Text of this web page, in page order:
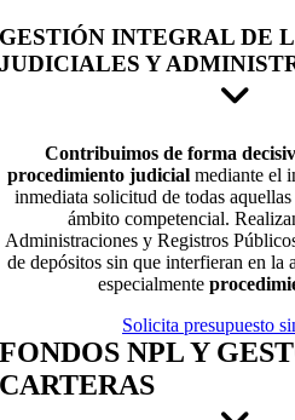
GESTIÓN INTEGRAL DE
JUDICIALES Y
Contribuimos de forma
procedimiento judicial mediante el
inmediata solicitud de todas
ámbito competencial.
Administraciones y Registros
de depósitos sin que interfieran en la
especialmente
Solicita presupuesto
FONDOS NPL Y
CARTERAS